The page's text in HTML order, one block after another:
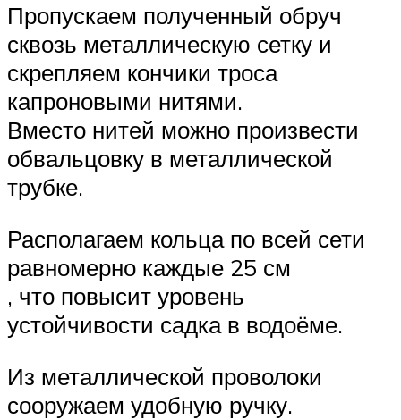
Пропускаем полученный обруч
сквозь металлическую сетку и
скрепляем кончики троса
капроновыми нитями.
Вместо нитей можно произвести
обвальцовку в металлической
трубке.
Располагаем кольца по всей сети
равномерно каждые 25 см
, что повысит уровень
устойчивости садка в водоёме.
Из металлической проволоки
сооружаем удобную ручку.